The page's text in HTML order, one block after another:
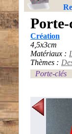
Création
4,5x3cm
Matériaux :
Thèmes :
Porte-clés